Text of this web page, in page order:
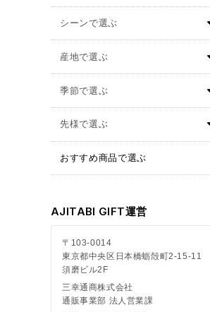
おすすめ商品で選ぶ
AJITABI GIFT運営
〒103-0014
東京都中央区日本橋蛎殻町2-15-11
須磨ビル2F
三幸通商株式会社
通販事業部 法人営業課